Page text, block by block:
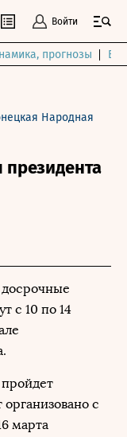
Войти
прогнозы
Народная
с 10 по 14
с
марта